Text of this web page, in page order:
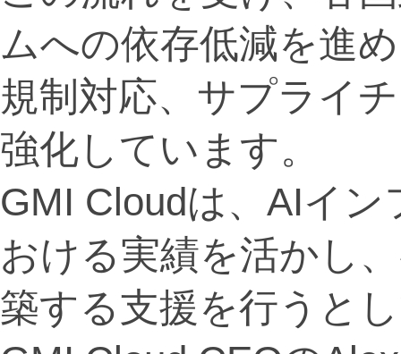
ムへの依存低減を進
規制対応、サプライ
強化しています。
GMI Cloudは、AIイ
おける実績を活かし
築する支援を行うと